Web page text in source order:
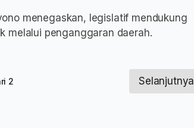
menegaskan, legislatif mendukung
melalui penganggaran daerah.
2 Selanjutnya